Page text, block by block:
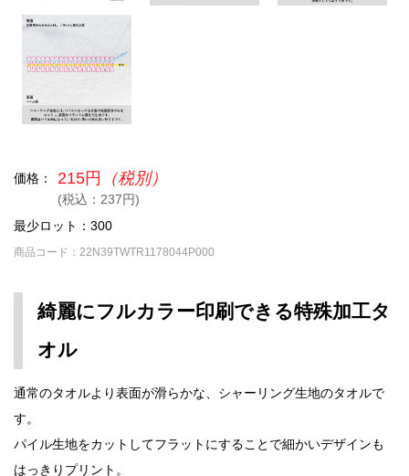
価格： 215円 （税別）
(税込：237円)
最少ロット：300
商品コード：22N39TWTR1178044P000
綺麗にフルカラー印刷できる特殊加工タ
オル
通常のタオルより表面が滑らかな、シャーリング生地のタオルで
す。
パイル生地をカットしてフラットにすることで細かいデザインも
はっきりプリント。